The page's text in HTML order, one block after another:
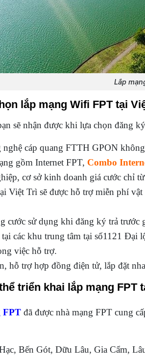
Lắp
lắp mạng Wifi FPT tại
sẽ nhận được khi lựa chọn đăng ký
cáp quang FTTH GPON
gồm Internet FPT, Combo
cơ sở kinh doanh giá cước chỉ
Việt Trì sẽ được hỗ trợ miễn phí vật
cước sử dụng khi đăng ký trả trước
các khu trung tâm tại số1121
việc hỗ trợ.
hỗ trợ hợp đồng điện tử, lắp đặt
triển khai lắp mạng FPT
FPT đã được nhà mạng FPT cung
Bến Gót, Dữu Lâu, Gia Cẩm,